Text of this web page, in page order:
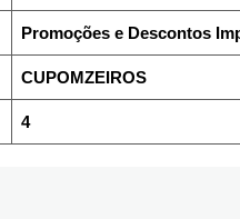
Promoções e Descontos
CUPOMZEIROS
4